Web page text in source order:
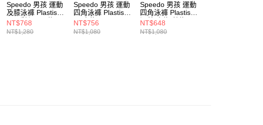
Speedo 男孩 運動
及膝泳褲 Plastisol
黑//暖橙/田園綠
NT$768
NT$1,280
Speedo 男孩 運動
四角泳褲 Plastisol
黑/青綠
NT$756
NT$1,080
Speedo 男孩 運動
四角泳褲 Plastisol
深藍/青綠/藍綠
NT$648
NT$1,080